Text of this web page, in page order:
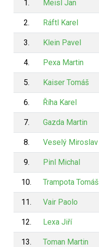
1. Meisl Jan
2. Ráftl Karel
3. Klein Pavel
4. Pexa Martin
5. Kaiser Tomáš
6. Říha Karel
7. Gazda Martin
8. Veselý Miroslav
9. Pinl Michal
10. Trampota Tomáš
11. Vair Paolo
12. Lexa Jiří
13. Toman Martin